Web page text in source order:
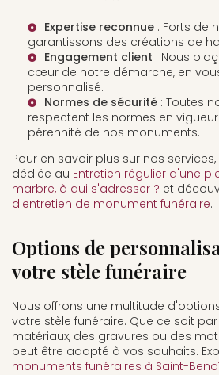
Expertise reconnue : Forts de
garantissons des créations de
Engagement client : Nous
cœur de notre démarche, en
personnalisé.
Normes de sécurité : Toutes
respectent les normes en
pérennité de nos monuments.
Pour en savoir plus sur nos
dédiée au Entretien régulier d'une
marbre, à qui s'adresser ? et
d'entretien de monument funéraire.
Options de
votre stèle funéraire
Nous offrons une multitude
votre stèle funéraire. Que ce soit
matériaux, des gravures ou des
peut être adapté à vos souhaits.
monuments funéraires à Saint-